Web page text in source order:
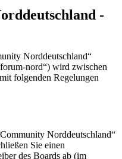
-
Norddeutschland“
nord“) wird zwischen
folgenden Regelungen
Norddeutschland“
Sie einen
des Boards ab (im